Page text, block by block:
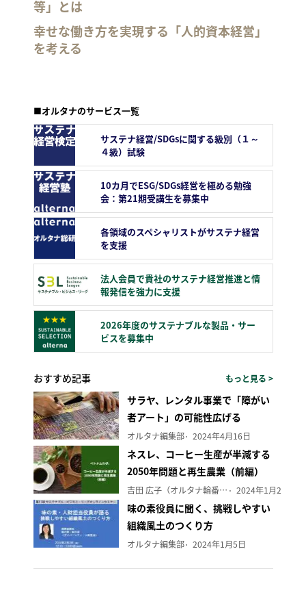
等」とは
幸せな働き方を実現する「人的資本経営」
を考える
■オルタナのサービス一覧
サステナ経営/SDGsに関する級別（１～
４級）試験
10カ月でESG/SDGs経営を極める勉強
会：第21期受講生を募集中
各領域のスペシャリストがサステナ経営
を支援
法人会員で貴社のサステナ経営推進と情
報発信を強力に支援
2026年度のサステナブルな製品・サー
ビスを募集中
おすすめ記事 もっと見る >
サラヤ、レンタル事業で「障がい
者アート」の可能性広げる
オルタナ編集部 2024年4月16日
ネスレ、コーヒー生産が半減する
2050年問題と再生農業（前編）
吉田 広子（オルタナ輪番編集長） 2024年1月29日
味の素役員に聞く、挑戦しやすい
組織風土のつくり方
オルタナ編集部 2024年1月5日